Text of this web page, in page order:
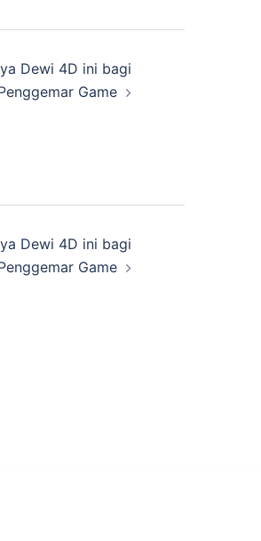
Dewi 4D ini bagi
Game
Dewi 4D ini bagi
Game